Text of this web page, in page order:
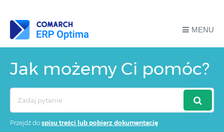
MENU
Jak możemy Ci pomóc?
Przejdź do spisu treści lub pobierz dokumentację